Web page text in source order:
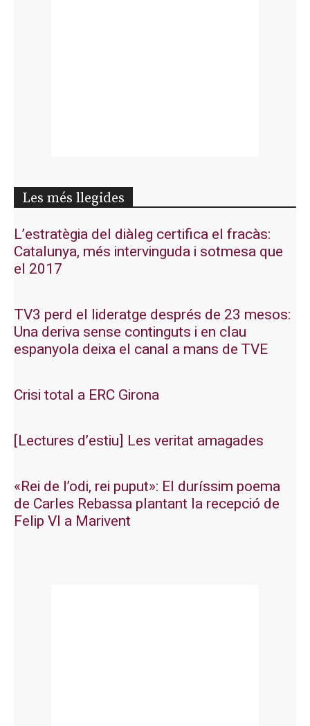
Les més llegides
L’estratègia del diàleg certifica el fracàs:
Catalunya, més intervinguda i sotmesa que
el 2017
TV3 perd el lideratge després de 23 mesos:
Una deriva sense continguts i en clau
espanyola deixa el canal a mans de TVE
Crisi total a ERC Girona
[Lectures d’estiu] Les veritat amagades
«Rei de l’odi, rei puput»: El duríssim poema
de Carles Rebassa plantant la recepció de
Felip VI a Marivent